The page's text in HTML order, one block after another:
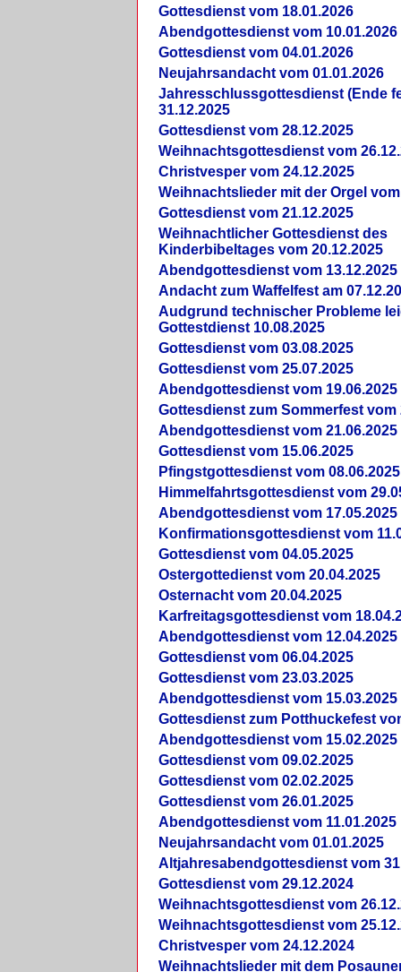
Gottesdienst vom 18.01.2026
Abendgottesdienst vom 10.01.2026
Gottesdienst vom 04.01.2026
Neujahrsandacht vom 01.01.2026
Jahresschlussgottesdienst (Ende
31.12.2025
Gottesdienst vom 28.12.2025
Weihnachtsgottesdienst vom
Christvesper vom 24.12.2025
Weihnachtslieder mit der Orgel vom
Gottesdienst vom 21.12.2025
Weihnachtlicher Gottesdienst des
Kinderbibeltages vom 20.12.2025
Abendgottesdienst vom 13.12.2025
Andacht zum Waffelfest am
Audgrund technischer Probleme
Gottestdienst 10.08.2025
Gottesdienst vom 03.08.2025
Gottesdienst vom 25.07.2025
Abendgottesdienst vom 19.06.2025
Gottesdienst zum Sommerfest vom
Abendgottesdienst vom 21.06.2025
Gottesdienst vom 15.06.2025
Pfingstgottesdienst vom 08.06.2025
Himmelfahrtsgottesdienst vom
Abendgottesdienst vom 17.05.2025
Konfirmationsgottesdienst vom
Gottesdienst vom 04.05.2025
Ostergottedienst vom 20.04.2025
Osternacht vom 20.04.2025
Karfreitagsgottesdienst vom
Abendgottesdienst vom 12.04.2025
Gottesdienst vom 06.04.2025
Gottesdienst vom 23.03.2025
Abendgottesdienst vom 15.03.2025
Gottesdienst zum Potthuckefest
Abendgottesdienst vom 15.02.2025
Gottesdienst vom 09.02.2025
Gottesdienst vom 02.02.2025
Gottesdienst vom 26.01.2025
Abendgottesdienst vom 11.01.2025
Neujahrsandacht vom 01.01.2025
Altjahresabendgottesdienst vom
Gottesdienst vom 29.12.2024
Weihnachtsgottesdienst vom
Weihnachtsgottesdienst vom
Christvesper vom 24.12.2024
Weihnachtslieder mit dem